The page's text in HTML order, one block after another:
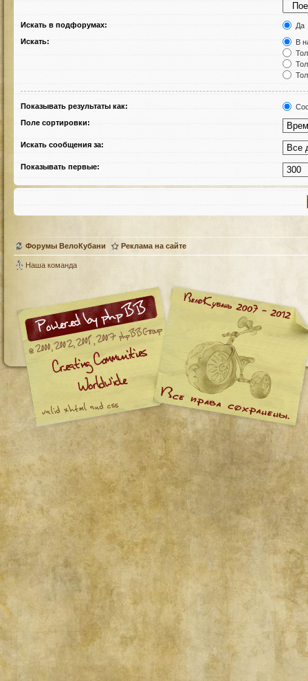
Искать в подфорумах:
Да
Искать:
В
Показывать результаты как:
Поле сортировки:
Искать сообщения за:
Показывать первые:
Форумы ВелоКубани Реклама на сайте
Наша команда